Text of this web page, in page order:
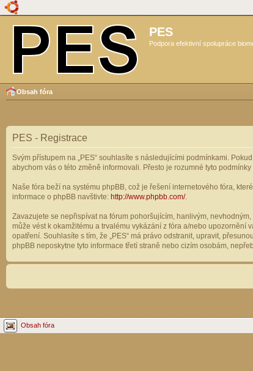
PES
Podpora efektivní spolupráce
Obsah fóra
PES - Registrace
Svým přístupem na „PES“ souhlasíte s následujícími podmínkami.
abychom vás o této změně informovali. Přesto je rozumné tyto
Naše fóra beží na systému phpBB, což je řešení internetového fóra, které
informace o phpBB navštivte: http://www.phpbb.com/.
Zavazujete se nepřispívat na fórum pohoršujícím, hanlivým,
může vést k okamžitému a trvalému vykázání z fóra a/nebo
opatření. Souhlasíte s tím, že „PES“ má právo odstranit, upravit,
phpBB neposkytne tyto informace třetí straně nebo cizím osobám,
Obsah fóra